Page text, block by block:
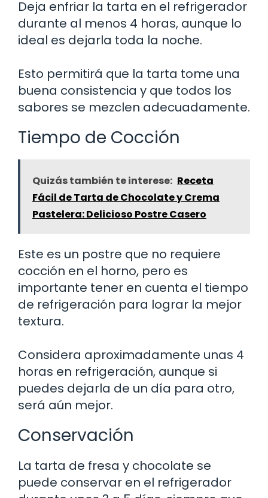
Deja enfriar la tarta en el refrigerador
durante al menos 4 horas, aunque lo
ideal es dejarla toda la noche.
Esto permitirá que la tarta tome una
buena consistencia y que todos los
sabores se mezclen adecuadamente.
Tiempo de Cocción
Quizás también te interese: Receta
Fácil de Tarta de Chocolate y Crema
Pastelera: Delicioso Postre Casero
Este es un postre que no requiere
cocción en el horno, pero es
importante tener en cuenta el tiempo
de refrigeración para lograr la mejor
textura.
Considera aproximadamente unas 4
horas en refrigeración, aunque si
puedes dejarla de un día para otro,
será aún mejor.
Conservación
La tarta de fresa y chocolate se
puede conservar en el refrigerador